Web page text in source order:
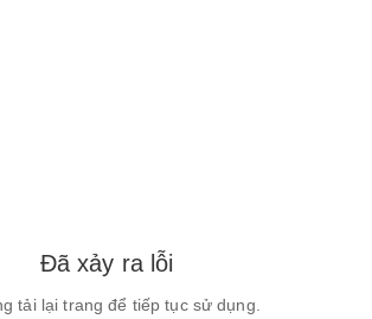
Đã xảy ra lỗi
tải lại trang để tiếp tục sử dụng.